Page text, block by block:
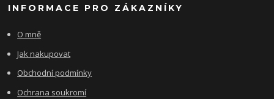
INFORMACE PRO ZÁKAZNÍKY
O mně
Jak nakupovat
Obchodní podmínky
Ochrana soukromí